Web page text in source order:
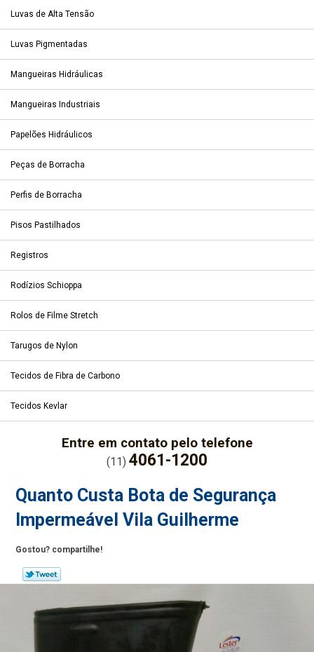
Luvas de Alta Tensão
Luvas Pigmentadas
Mangueiras Hidráulicas
Mangueiras Industriais
Papelões Hidráulicos
Peças de Borracha
Perfis de Borracha
Pisos Pastilhados
Registros
Rodízios Schioppa
Rolos de Filme Stretch
Tarugos de Nylon
Tecidos de Fibra de Carbono
Tecidos Kevlar
Entre em contato pelo telefone
(11) 4061-1200
Quanto Custa Bota de Segurança
Impermeável Vila Guilherme
Gostou? compartilhe!